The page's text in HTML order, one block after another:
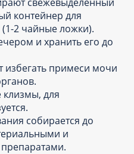
контейнер для
2 чайные ложки).
и хранить его до
избегать примеси мочи
клизмы, для
собирается до
и